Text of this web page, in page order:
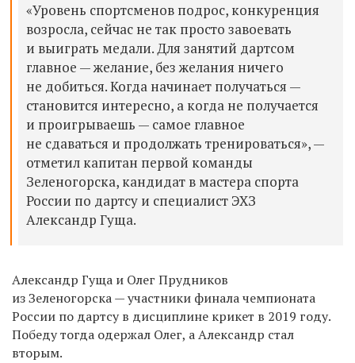
«Уровень спортсменов подрос, конкуренция
возросла, сейчас не так просто завоевать
и выиграть медали. Для занятий дартсом
главное — желание, без желания ничего
не добиться. Когда начинает получаться —
становится интересно, а когда не получается
и проигрываешь — самое главное
не сдаваться и продолжать тренироваться», —
отметил капитан первой команды
Зеленогорска, кандидат в мастера спорта
России по дартсу и специалист ЭХЗ
Александр Гуща.
Александр Гуща и Олег Прудников
из Зеленогорска — участники финала чемпионата
России по дартсу в дисциплине крикет в 2019 году.
Победу тогда одержал Олег, а Александр стал
вторым.